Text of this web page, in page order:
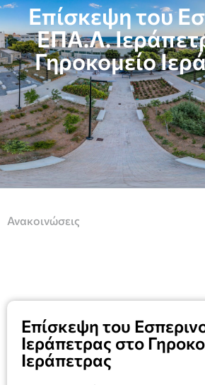
Επίσκεψη του
ΕΠΑ.Λ.
Γηροκομείο
Ανακοινώσεις
Επίσκεψη του
Ιεράπετρας στο
Ιεράπετρας